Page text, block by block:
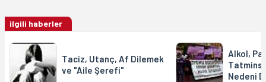
ilgili haberler
Taciz, Utanç, Af Dilemek
ve "Aile Şerefi"
Alkol,
Nedeni